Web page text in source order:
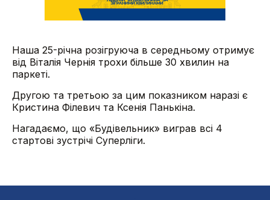
Наша 25-річна розігруюча в середньому отримує
від Віталія Чернія трохи більше 30 хвилин на
паркеті.
Другою та третьою за цим показником наразі є
Кристина Філевич та Ксенія Панькіна.
Нагадаємо, що «Будівельник» виграв всі 4
стартові зустрічі Суперліги.